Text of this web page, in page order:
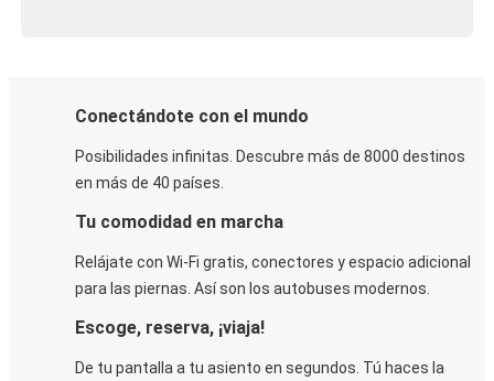
Conectándote con el mundo
Posibilidades infinitas. Descubre más de 8000 destinos
en más de 40 países.
Tu comodidad en marcha
Relájate con Wi-Fi gratis, conectores y espacio adicional
para las piernas. Así son los autobuses modernos.
Escoge, reserva, ¡viaja!
De tu pantalla a tu asiento en segundos. Tú haces la